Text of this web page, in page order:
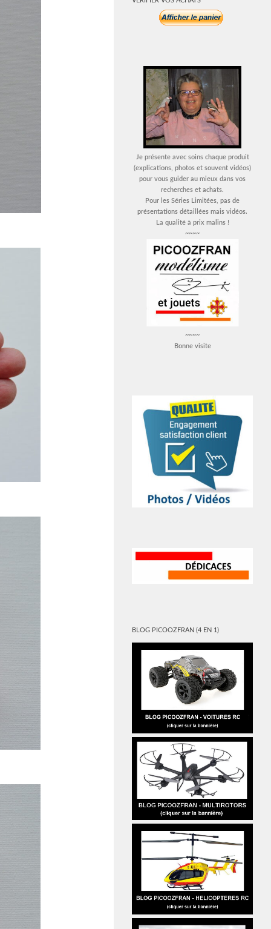
Je présente avec soins chaque produit
(explications, photos et souvent vidéos)
pour vous guider au mieux dans vos
recherches et achats.
Pour les Séries Limitées, pas de
présentations détaillées mais vidéos.
La qualité à prix malins !
~~~~
~~~~
Bonne visite
BLOG PICOOZFRAN (4 EN 1)